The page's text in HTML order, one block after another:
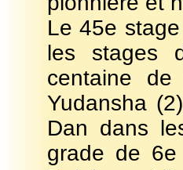
Le 45e
les stages
centaine
Yudansha
Dan dans
grade de